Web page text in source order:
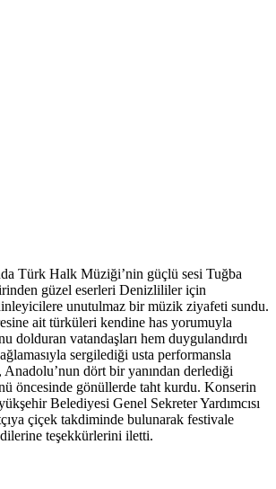
Türk Halk Müziği’nin güçlü sesi Tuğba
güzel eserleri Denizlililer için
unutulmaz bir müzik ziyafeti sundu.
ait türküleri kendine has yorumuyla
dolduran vatandaşları hem duygulandırdı
sergilediği usta performansla
Anadolu’nun dört bir yanından derlediği
öncesinde gönüllerde taht kurdu. Konserin
Belediyesi Genel Sekreter Yardımcısı
çiçek takdiminde bulunarak festivale
teşekkürlerini iletti.